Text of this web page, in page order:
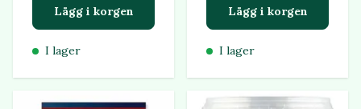
Lägg i korgen
I lager
Lägg i korgen
I lager